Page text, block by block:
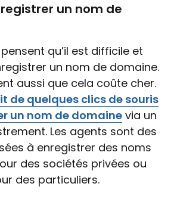
un nom de
pensent qu’il est difficile et
un nom de domaine.
aussi que cela coûte cher.
de quelques clics de souris
un nom de domaine via un
Les agents sont des
à enregistrer des noms
des sociétés privées ou
des particuliers.